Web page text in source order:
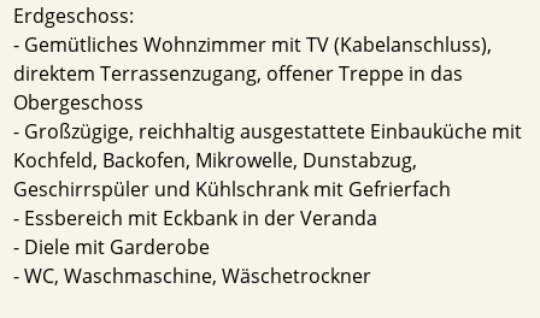
Erdgeschoss:
- Gemütliches Wohnzimmer mit TV (Kabelanschluss),
direktem Terrassenzugang, offener Treppe in das
Obergeschoss
- Großzügige, reichhaltig ausgestattete Einbauküche mit
Kochfeld, Backofen, Mikrowelle, Dunstabzug,
Geschirrspüler und Kühlschrank mit Gefrierfach
- Essbereich mit Eckbank in der Veranda
- Diele mit Garderobe
- WC, Waschmaschine, Wäschetrockner